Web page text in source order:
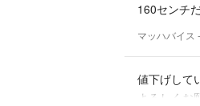
160センチ
マッハバイス
値下げして
よろしくお